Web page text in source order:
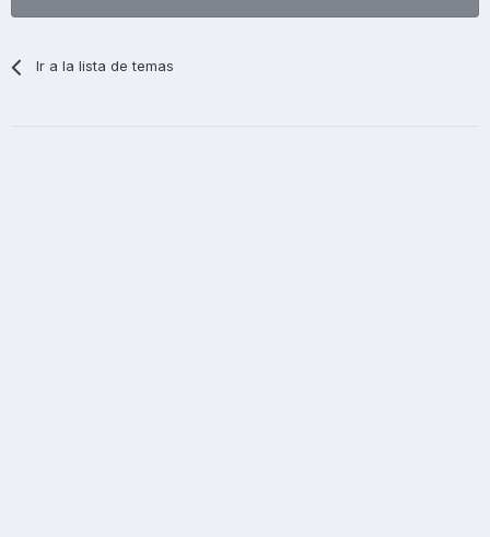
Ir a la lista de temas